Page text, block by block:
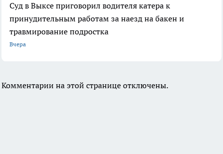
Суд в Выксе приговорил водителя катера к
принудительным работам за наезд на бакен и
травмирование подростка
Вчера
Комментарии на этой странице отключены.